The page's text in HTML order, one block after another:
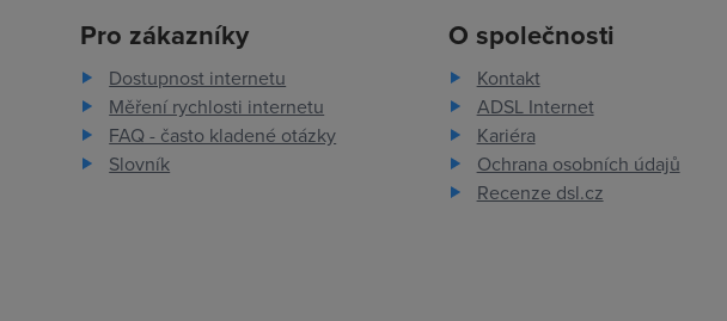
Pro zákazníky
Dostupnost internetu
Měření rychlosti internetu
FAQ - často kladené otázky
Slovník
O společnosti
Kontakt
ADSL Internet
Kariéra
Ochrana osobních údajů
Recenze dsl.cz